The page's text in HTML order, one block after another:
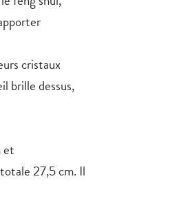
cristaux
brille dessus,
et
27,5 cm. Il